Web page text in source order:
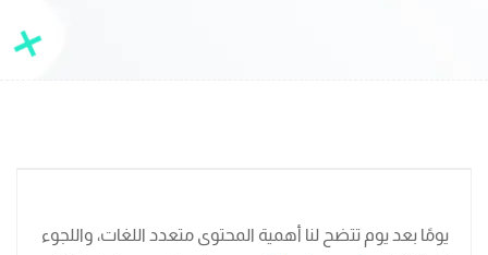
يومًا بعد يوم تتضح لنا أهمية المحتوى متعدد اللغات، واللجوء